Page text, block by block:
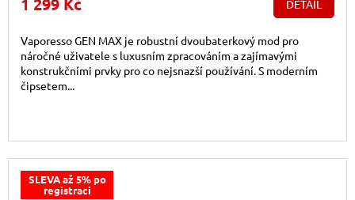
1 299 Kč DETAIL
Vaporesso GEN MAX je robustní dvoubaterkový mod pro
náročné uživatele s luxusním zpracováním a zajímavými
konstrukčními prvky pro co nejsnazší používání. S moderním
čipsetem...
SLEVA až 5% po
registraci